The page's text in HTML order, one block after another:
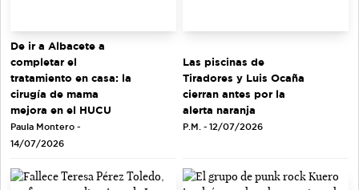
De ir a Albacete a
completar el
tratamiento en casa: la
cirugía de mama
mejora en el HUCU
Paula Montero -
14/07/2026
Las piscinas de
Tiradores y Luis Ocaña
cierran antes por la
alerta naranja
P.M. - 12/07/2026